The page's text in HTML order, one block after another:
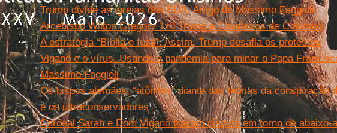
Trump divide as igrejas dos EUA. Artigo de Massimo Faggioli
Arcebispo Wilton Gregory 1x0 Trump e Cavaleiros de Colombo
A estratégia “Bíblia e fuzil”. Assim, Trump desafia os protestos
Viganò e o vírus. Usando a pandemia para minar o Papa
Massimo Faggioli
Os bispos alemães, “atônitos” diante das teorias da conspiração
e os ultraconservadores
Cardeal Sarah e Dom Viganò travam disputa em torno de abaixo-